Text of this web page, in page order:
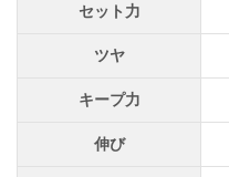
セット力
ツヤ
キープ力
伸び